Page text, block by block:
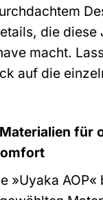
die diese
macht.
auf die
für
»Uyaka AOP«